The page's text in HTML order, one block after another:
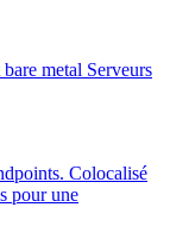
metal Serveurs
Colocalisé
pour une